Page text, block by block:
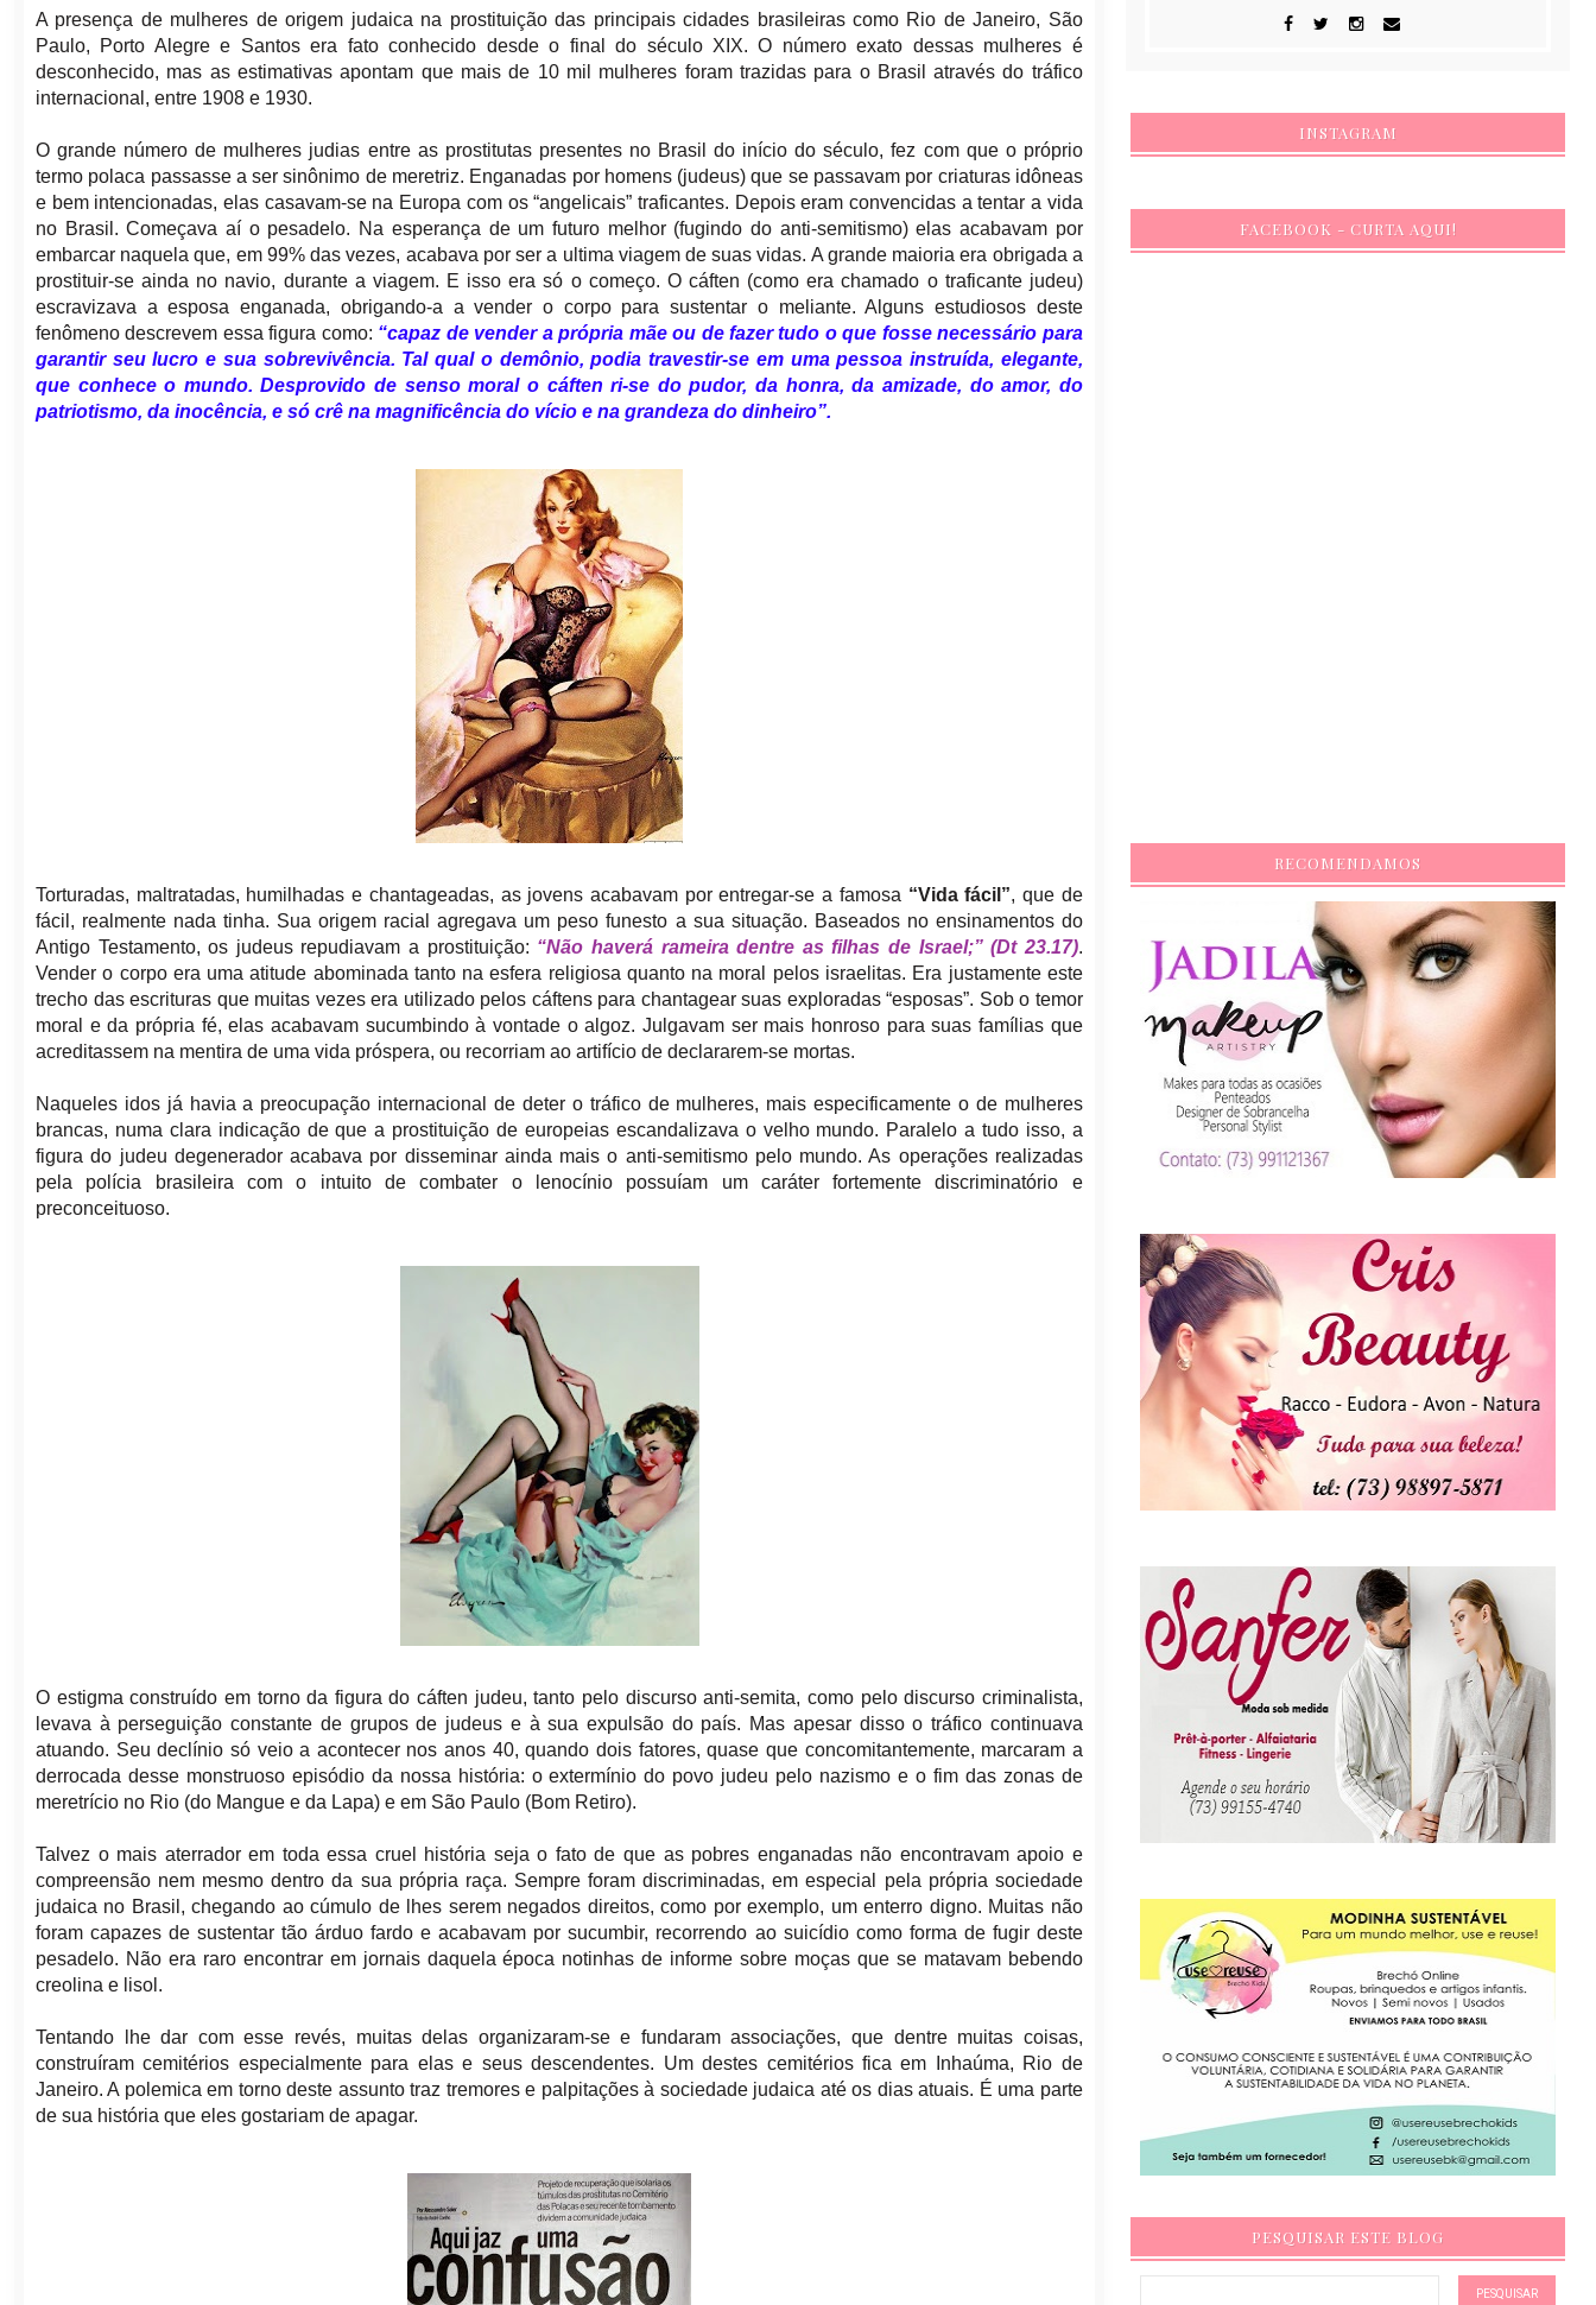
A presença de mulheres de origem judaica na prostituição das principais cidades brasileiras como Rio de Janeiro, São
Paulo, Porto Alegre e Santos era fato conhecido desde o final do século XIX. O número exato dessas mulheres é
desconhecido, mas as estimativas apontam que mais de 10 mil mulheres foram trazidas para o Brasil através do tráfico
internacional, entre 1908 e 1930.
O grande número de mulheres judias entre as prostitutas presentes no Brasil do início do século, fez com que o próprio
termo polaca passasse a ser sinônimo de meretriz. Enganadas por homens (judeus) que se passavam por criaturas idôneas
e bem intencionadas, elas casavam-se na Europa com os “angelicais” traficantes. Depois eram convencidas a tentar a vida
no Brasil. Começava aí o pesadelo. Na esperança de um futuro melhor (fugindo do anti-semitismo) elas acabavam por
embarcar naquela que, em 99% das vezes, acabava por ser a ultima viagem de suas vidas. A grande maioria era obrigada a
prostituir-se ainda no navio, durante a viagem. E isso era só o começo. O cáften (como era chamado o traficante judeu)
escravizava a esposa enganada, obrigando-a a vender o corpo para sustentar o meliante. Alguns estudiosos deste
fenômeno descrevem essa figura como: “capaz de vender a própria mãe ou de fazer tudo o que fosse necessário para
garantir seu lucro e sua sobrevivência. Tal qual o demônio, podia travestir-se em uma pessoa instruída, elegante,
que conhece o mundo. Desprovido de senso moral o cáften ri-se do pudor, da honra, da amizade, do amor, do
patriotismo, da inocência, e só crê na magnificência do vício e na grandeza do dinheiro”.
Torturadas, maltratadas, humilhadas e chantageadas, as jovens acabavam por entregar-se a famosa “Vida fácil”, que de
fácil, realmente nada tinha. Sua origem racial agregava um peso funesto a sua situação. Baseados no ensinamentos do
Antigo Testamento, os judeus repudiavam a prostituição: “Não haverá rameira dentre as filhas de Israel;” (Dt 23.17).
Vender o corpo era uma atitude abominada tanto na esfera religiosa quanto na moral pelos israelitas. Era justamente este
trecho das escrituras que muitas vezes era utilizado pelos cáftens para chantagear suas exploradas “esposas”. Sob o temor
moral e da própria fé, elas acabavam sucumbindo à vontade o algoz. Julgavam ser mais honroso para suas famílias que
acreditassem na mentira de uma vida próspera, ou recorriam ao artifício de declararem-se mortas.
Naqueles idos já havia a preocupação internacional de deter o tráfico de mulheres, mais especificamente o de mulheres
brancas, numa clara indicação de que a prostituição de europeias escandalizava o velho mundo. Paralelo a tudo isso, a
figura do judeu degenerador acabava por disseminar ainda mais o anti-semitismo pelo mundo. As operações realizadas
pela polícia brasileira com o intuito de combater o lenocínio possuíam um caráter fortemente discriminatório e
preconceituoso.
O estigma construído em torno da figura do cáften judeu, tanto pelo discurso anti-semita, como pelo discurso criminalista,
levava à perseguição constante de grupos de judeus e à sua expulsão do país. Mas apesar disso o tráfico continuava
atuando. Seu declínio só veio a acontecer nos anos 40, quando dois fatores, quase que concomitantemente, marcaram a
derrocada desse monstruoso episódio da nossa história: o extermínio do povo judeu pelo nazismo e o fim das zonas de
meretrício no Rio (do Mangue e da Lapa) e em São Paulo (Bom Retiro).
Talvez o mais aterrador em toda essa cruel história seja o fato de que as pobres enganadas não encontravam apoio e
compreensão nem mesmo dentro da sua própria raça. Sempre foram discriminadas, em especial pela própria sociedade
judaica no Brasil, chegando ao cúmulo de lhes serem negados direitos, como por exemplo, um enterro digno. Muitas não
foram capazes de sustentar tão árduo fardo e acabavam por sucumbir, recorrendo ao suicídio como forma de fugir deste
pesadelo. Não era raro encontrar em jornais daquela época notinhas de informe sobre moças que se matavam bebendo
creolina e lisol.
Tentando lhe dar com esse revés, muitas delas organizaram-se e fundaram associações, que dentre muitas coisas,
construíram cemitérios especialmente para elas e seus descendentes. Um destes cemitérios fica em Inhaúma, Rio de
Janeiro. A polemica em torno deste assunto traz tremores e palpitações à sociedade judaica até os dias atuais. É uma parte
de sua história que eles gostariam de apagar.
INSTAGRAM
FACEBOOK - CURTA AQUI!
RECOMENDAMOS
PESQUISAR ESTE BLOG